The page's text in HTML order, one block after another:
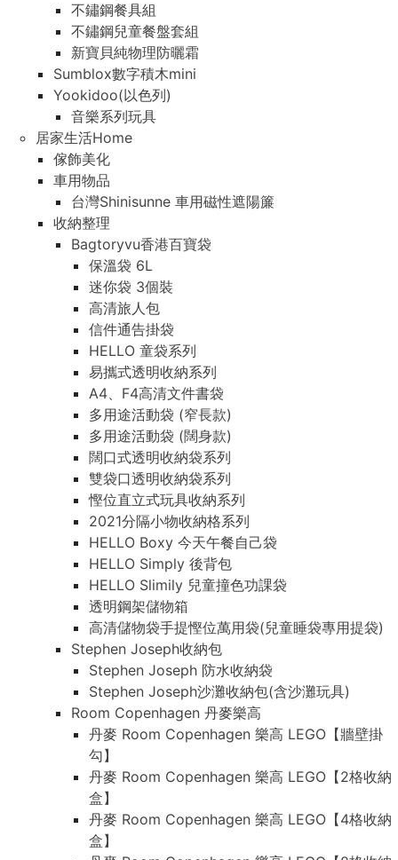
不鏽鋼餐具組
不鏽鋼兒童餐盤套組
新寶貝純物理防曬霜
Sumblox數字積木mini
Yookidoo(以色列)
音樂系列玩具
居家生活Home
傢飾美化
車用物品
台灣Shinisunne 車用磁性遮陽簾
收納整理
Bagtoryvu香港百寶袋
保溫袋 6L
迷你袋 3個裝
高清旅人包
信件通告掛袋
HELLO 童袋系列
易攜式透明收納系列
A4、F4高清文件書袋
多用途活動袋 (窄長款)
多用途活動袋 (闊身款)
闊口式透明收納袋系列
雙袋口透明收納袋系列
慳位直立式玩具收納系列
2021分隔小物收納格系列
HELLO Boxy 今天午餐自己袋
HELLO Simply 後背包
HELLO Slimily 兒童撞色功課袋
透明鋼架儲物箱
高清儲物袋手提慳位萬用袋(兒童睡袋專用提袋)
Stephen Joseph收納包
Stephen Joseph 防水收納袋
Stephen Joseph沙灘收納包(含沙灘玩具)
Room Copenhagen 丹麥樂高
丹麥 Room Copenhagen 樂高 LEGO【牆壁掛
勾】
丹麥 Room Copenhagen 樂高 LEGO【2格收納
盒】
丹麥 Room Copenhagen 樂高 LEGO【4格收納
盒】